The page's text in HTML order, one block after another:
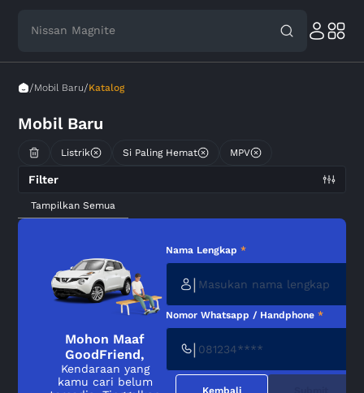
Nissan Magnite
/Mobil Baru/Katalog
Mobil Baru
Listrik Si Paling Hemat MPV
Filter
Tampilkan Semua
Mohon Maaf
GoodFriend,
Kendaraan yang
kamu cari belum
Nama Lengkap*
|
Nomor Whatsapp / Handphone*
|
Kembali